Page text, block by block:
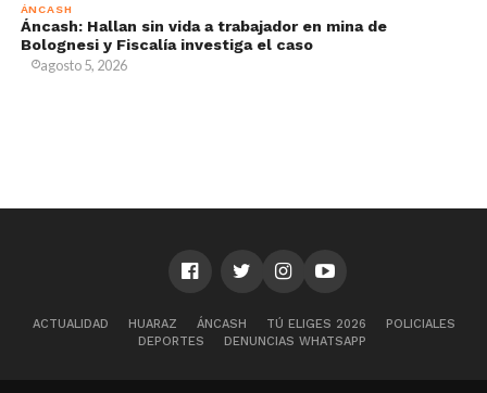
ÁNCASH
Áncash: Hallan sin vida a trabajador en mina de
Bolognesi y Fiscalía investiga el caso
agosto 5, 2026
ACTUALIDAD HUARAZ ÁNCASH TÚ ELIGES 2026
POLICIALES
DEPORTES
DENUNCIAS WHATSAPP